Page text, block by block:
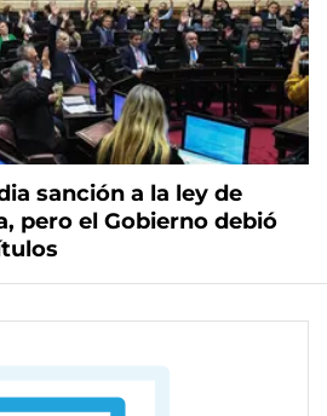
sanción a la ley de
pero el Gobierno debió